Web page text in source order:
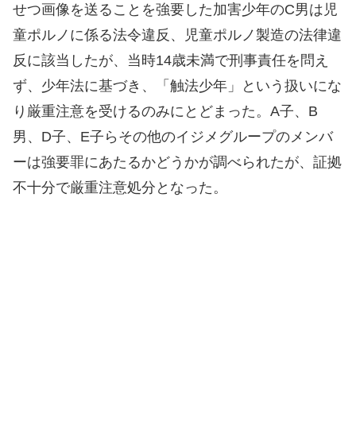
せつ画像を送ることを強要した加害少年のC男は児
童ポルノに係る法令違反、児童ポルノ製造の法律違
反に該当したが、当時14歳未満で刑事責任を問え
ず、少年法に基づき、「触法少年」という扱いにな
り厳重注意を受けるのみにとどまった。A子、B
男、D子、E子らその他のイジメグループのメンバ
ーは強要罪にあたるかどうかが調べられたが、証拠
不十分で厳重注意処分となった。